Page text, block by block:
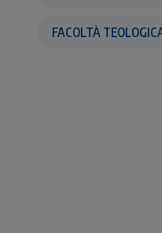
FACOLTÀ